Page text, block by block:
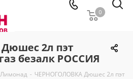
0
2л пэт
безалк РОССИЯ
Лимонад - ЧЕРНОГОЛОВКА Дюшес 2л пэт